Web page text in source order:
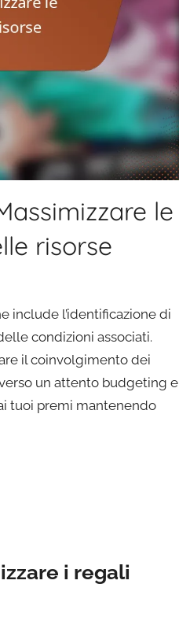
le
risorse
include l’identificazione di
condizioni associati.
il coinvolgimento dei
un attento budgeting e
tuoi premi mantenendo
i regali